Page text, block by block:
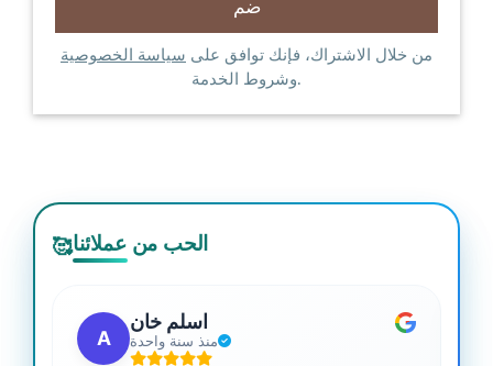
من خلال الاشتراك، فإنك توافق على سياسة الخصوصية
وشروط الخدمة.
🥰الحب من عملائنا
A
اسلم خان
منذ سنة واحدة